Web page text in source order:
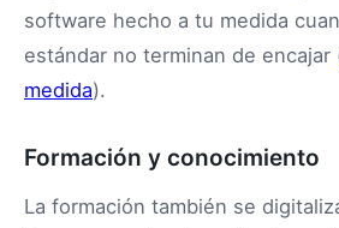
software hecho a tu medida
estándar no terminan de encajar
medida).
Formación y conocimiento
La formación también se